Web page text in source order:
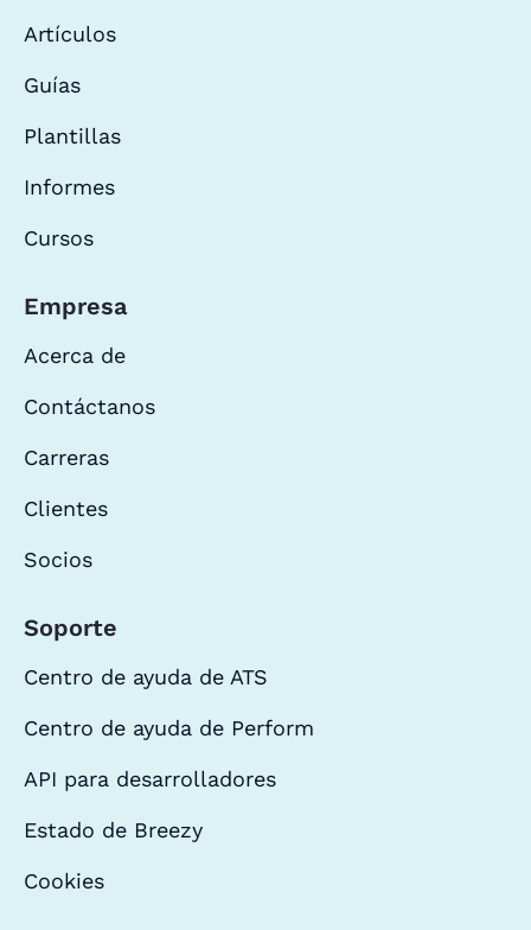
Artículos
Guías
Plantillas
Informes
Cursos
Empresa
Acerca de
Contáctanos
Carreras
Clientes
Socios
Soporte
Centro de ayuda de ATS
Centro de ayuda de Perform
API para desarrolladores
Estado de Breezy
Cookies